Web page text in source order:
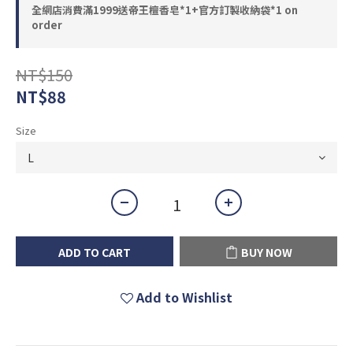
全網店消費滿1999送帝王檀香皂*1+官方訂製收納袋*1 on
order
NT$150
NT$88
Size
ADD TO CART BUY NOW
Add to Wishlist